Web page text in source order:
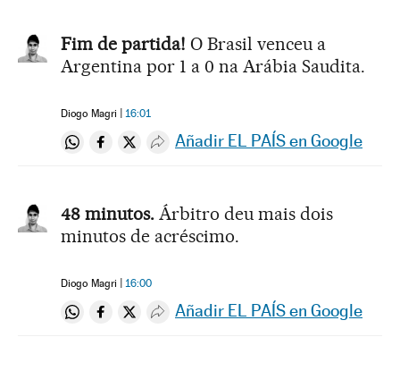
Fim de partida! O Brasil venceu a
Argentina por 1 a 0 na Arábia Saudita.
Diogo Magri 16:01
Compartir en Whatsapp
Compartir en Facebook
Compartir en Twitter
Desplegar Redes Sociales
Añadir EL PAÍS en Google
48 minutos. Árbitro deu mais dois
minutos de acréscimo.
Diogo Magri 16:00
Compartir en Whatsapp
Compartir en Facebook
Compartir en Twitter
Desplegar Redes Sociales
Añadir EL PAÍS en Google